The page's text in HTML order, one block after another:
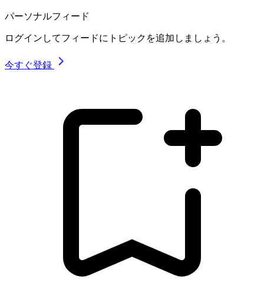
パーソナルフィード
ログインしてフィードにトピックを追加しましょう。
今すぐ登録